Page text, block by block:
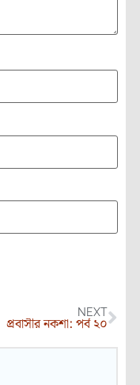
NEXT
প্রবাসীর নকশা: পর্ব ২০